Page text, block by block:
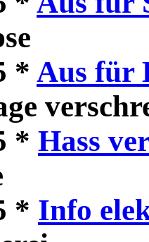
* Aus für
* Hass
* Info